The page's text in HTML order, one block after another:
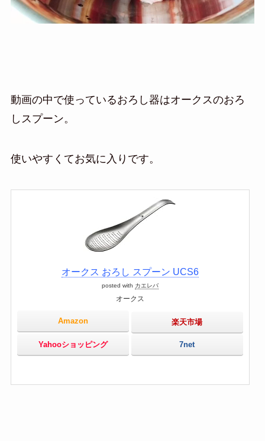
動画の中で使っているおろし器はオークスのおろ
しスプーン。
使いやすくてお気に入りです。
オークス おろし スプーン UCS6
posted with カエレバ
オークス
Amazon 楽天市場
Yahooショッピング 7net